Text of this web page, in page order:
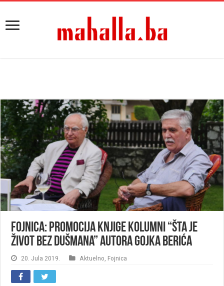
Fojnica: Promocija knjige kolumni “Šta je
život bez dušmana” autora Gojka Berića
20. Jula 2019. Aktuelno Fojnica